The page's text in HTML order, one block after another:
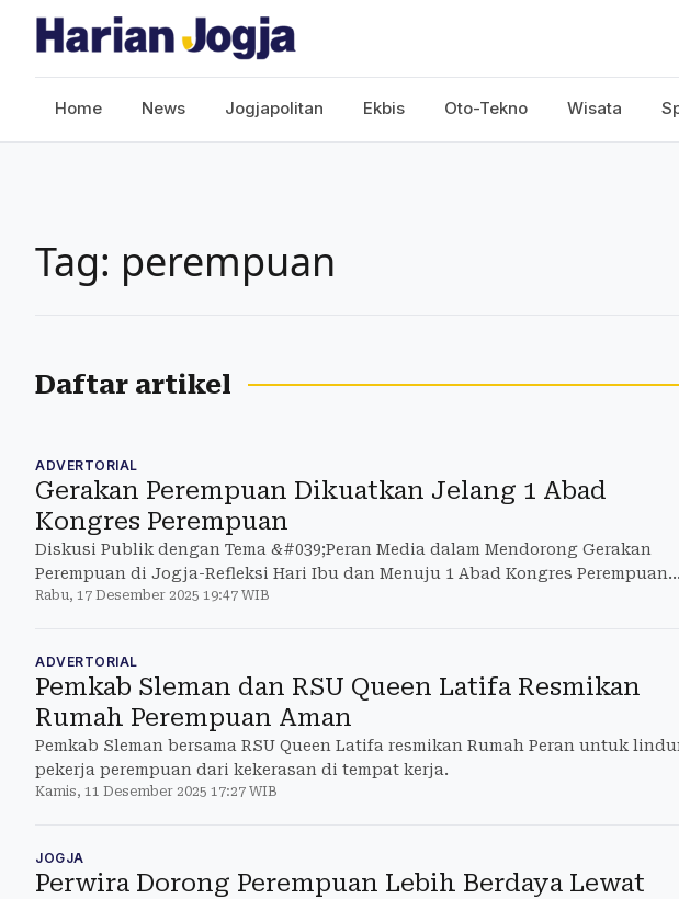
Home News Jogjapolitan Ekbis Oto-Tekno Wisata
Tag: perempuan
Daftar artikel
ADVERTORIAL
Gerakan Perempuan Dikuatkan Jelang 1 Abad
Kongres Perempuan
Diskusi Publik dengan Tema &#039;Peran Media dalam Mendorong Gerakan
Perempuan di Jogja-Refleksi Hari Ibu dan Menuju 1 Abad Kongres Perempuan
Indonesia&#039;
Rabu, 17 Desember 2025 19:47 WIB
ADVERTORIAL
Pemkab Sleman dan RSU Queen Latifa Resmikan
Rumah Perempuan Aman
Pemkab Sleman bersama RSU Queen Latifa resmikan Rumah Peran untuk
pekerja perempuan dari kekerasan di tempat kerja.
Kamis, 11 Desember 2025 17:27 WIB
JOGJA
Perwira Dorong Perempuan Lebih Berdaya Lewat